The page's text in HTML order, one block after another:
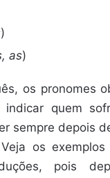
)
as)
os pronomes
indicar quem
sempre depois
os
pois